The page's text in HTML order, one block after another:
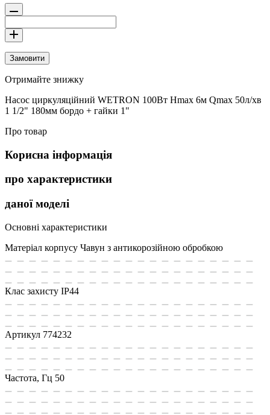
Замовити
Отримайте знижку
Насос циркуляційний WETRON 100Вт Hmax 6м Qmax 50л/хв
1 1/2" 180мм бордо + гайки 1"
Про товар
Корисна інформація
про характеристики
даної моделі
Основні характеристики
Матеріал корпусу Чавун з антикорозійною обробкою
Клас захисту IP44
Артикул 774232
Частота, Гц 50